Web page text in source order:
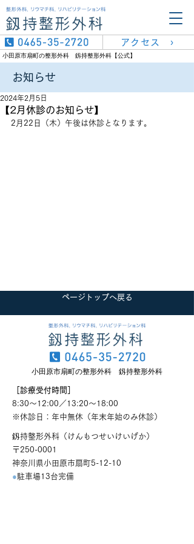
アクセス ›
小田原市扇町の整形外科 釼持整形外科【公式】
​お知らせ
【2月休診のお知らせ】
2024年2月5日
2月22日（木）午後は休診となります。
ページトップへ戻る
小田原市扇町の整形外科 釼持整形外科
［診療受付時間］
8:30～12:00／13:20～18:00
​※休診日：年中無休（年末年始のみ休診）
釼持整形外科（けんもつせいけいげか）
〒250-0001
神奈川県小田原市扇町5-12-10
●駐車場13台完備